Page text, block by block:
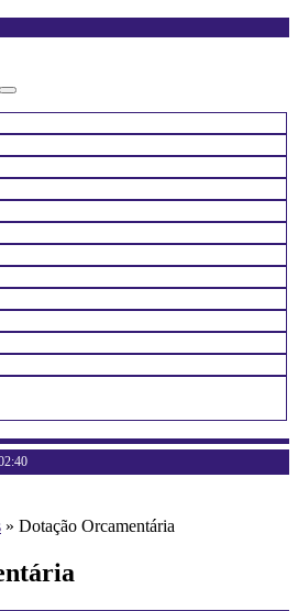
» Dotação Orcamentária